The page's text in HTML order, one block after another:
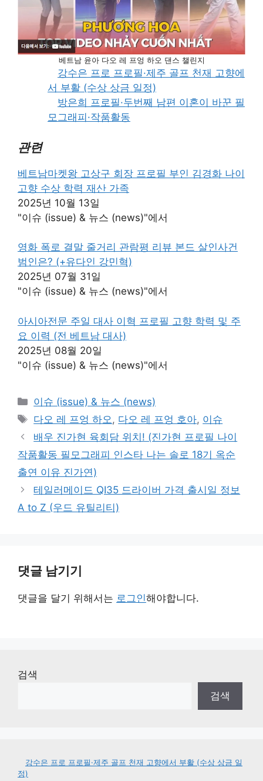
베트남 윤아 다오 레 프엉 하오 댄스 챌린지
강수은 프로 프로필·제주 골프 천재 고향에
서 부활 (수상 상금 일정)
방은희 프로필·두번째 남편 이혼이 바꾼 필
모그래피·작품활동
관련
베트남마켓왕 고상구 회장 프로필 부인 김경화 나이
고향 수상 학력 재산 가족
2025년 10월 13일
"이슈 (issue) & 뉴스 (news)"에서
영화 폭로 결말 줄거리 관람평 리뷰 본드 살인사건
범인은? (+유다인 강민혁)
2025년 07월 31일
"이슈 (issue) & 뉴스 (news)"에서
아시아전문 주일 대사 이혁 프로필 고향 학력 및 주
요 이력 (전 베트남 대사)
2025년 08월 20일
"이슈 (issue) & 뉴스 (news)"에서
카
테
고
리
이슈 (issue) & 뉴스 (news)
태
그
다오 레 프엉 하오 , 다오 레 프엉 호아, 이슈
배우 진가현 육회담 위치! (진가현 프로필 나이
작품활동 필모그래피 인스타 나는 솔로 18기 옥순
출연 이유 진가연)
테일러메이드 QI35 드라이버 가격 출시일 정보
A to Z (우드 유틸리티)
댓글 남기기
댓글을 달기 위해서는 로그인해야합니다.
검색
검색
강수은 프로 프로필·제주 골프 천재 고향에서 부활 (수상 상금 일
정)